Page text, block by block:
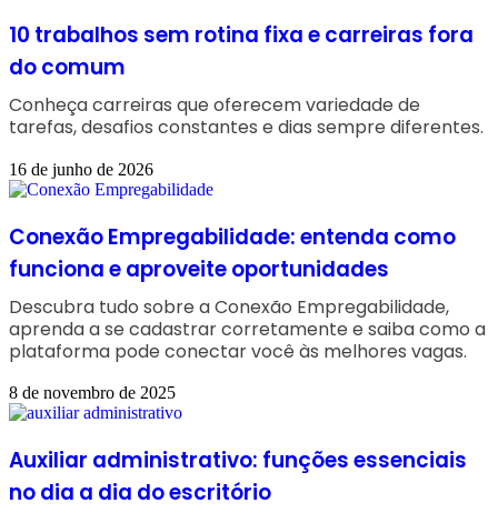
10 trabalhos sem rotina fixa e carreiras fora
do comum
Conheça carreiras que oferecem variedade de
tarefas, desafios constantes e dias sempre diferentes.
16 de junho de 2026
Conexão Empregabilidade: entenda como
funciona e aproveite oportunidades
Descubra tudo sobre a Conexão Empregabilidade,
aprenda a se cadastrar corretamente e saiba como a
plataforma pode conectar você às melhores vagas.
8 de novembro de 2025
Auxiliar administrativo: funções essenciais
no dia a dia do escritório